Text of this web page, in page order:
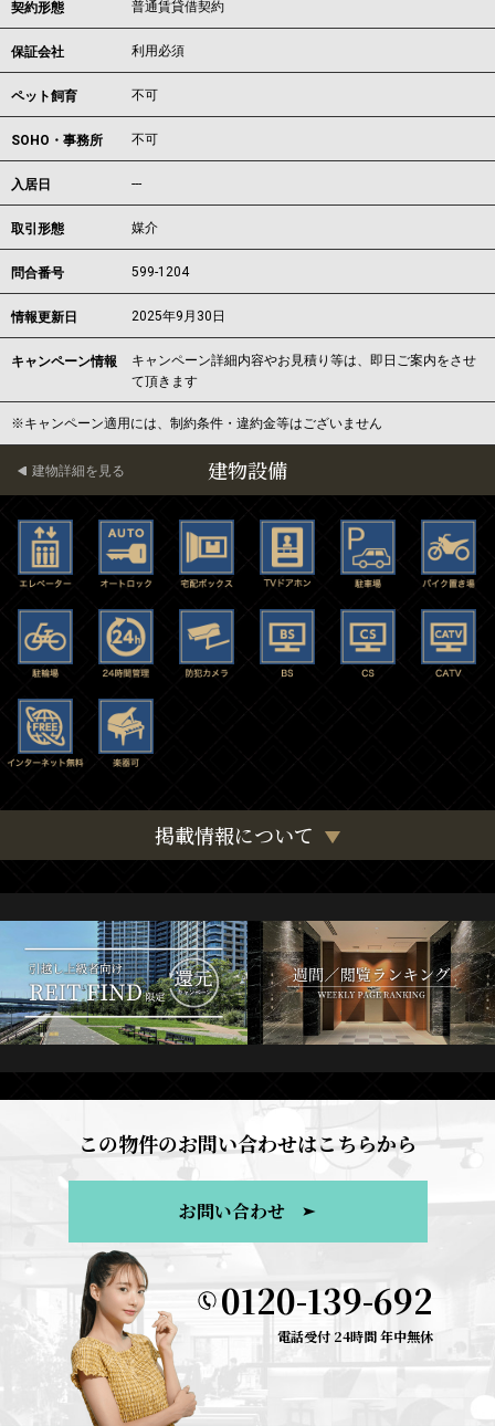
契約形態 普通賃貸借契約
保証会社 利用必須
ペット飼育 不可
SOHO・事務所 不可
入居日 ---
取引形態 媒介
問合番号 599-1204
情報更新日 2025年9月30日
キャンペーン情報
キャンペーン詳細内容やお見積り等は、即日ご案内をさせ
て頂きます
※キャンペーン適用には、制約条件・違約金等はございません
建物設備
建物詳細を見る
掲載情報について
この物件のお問い合わせはこちらから
お問い合わせ
0120-139-692
電話受付 24時間 年中無休